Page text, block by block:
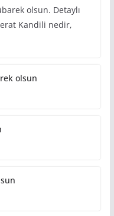
olsun. Detaylı
Kandili nedir,
olsun